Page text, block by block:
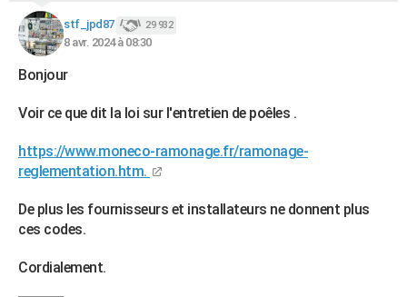
stf_jpd87 29 932
8 avr. 2024 à 08:30
Bonjour
Voir ce que dit la loi sur l'entretien de poêles .
https://www.moneco-ramonage.fr/ramonage-
reglementation.htm.
De plus les fournisseurs et installateurs ne donnent plus
ces codes.
Cordialement.